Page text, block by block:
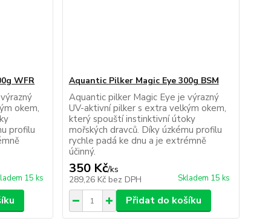
WFR
okem,
profilu
15 ks
Aquantic Pilker Magic Eye 300g BSM
Aquantic pilker Magic Eye je výrazný
UV-aktivní pilker s extra velkým okem,
který spouští instinktivní útoky
mořských dravců. Díky úzkému profilu
rychle padá ke dnu a je extrémně
účinný.
350 Kč/ks
289,26 Kč bez DPH Skladem 15 ks
Přidat do košíku